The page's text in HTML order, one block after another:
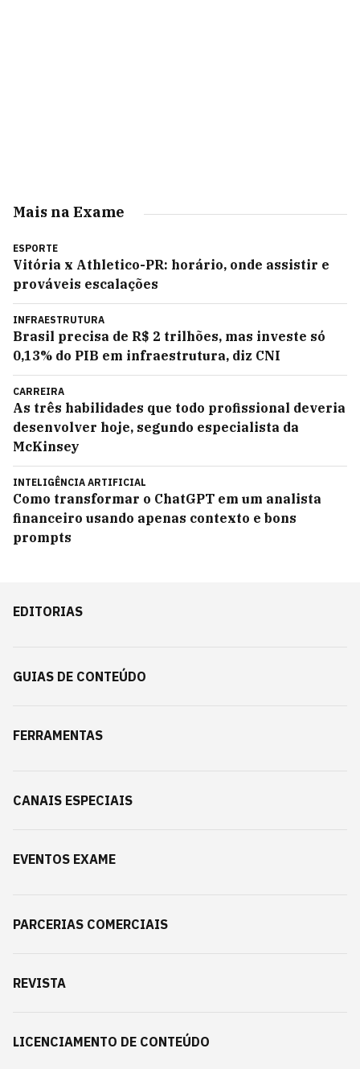
Mais na Exame
ESPORTE
Vitória x Athletico-PR: horário, onde assistir e
prováveis escalações
INFRAESTRUTURA
Brasil precisa de R$ 2 trilhões, mas investe só
0,13% do PIB em infraestrutura, diz CNI
CARREIRA
As três habilidades que todo profissional deveria
desenvolver hoje, segundo especialista da
McKinsey
INTELIGÊNCIA ARTIFICIAL
Como transformar o ChatGPT em um analista
financeiro usando apenas contexto e bons
prompts
EDITORIAS
GUIAS DE CONTEÚDO
FERRAMENTAS
CANAIS ESPECIAIS
EVENTOS EXAME
PARCERIAS COMERCIAIS
REVISTA
LICENCIAMENTO DE CONTEÚDO